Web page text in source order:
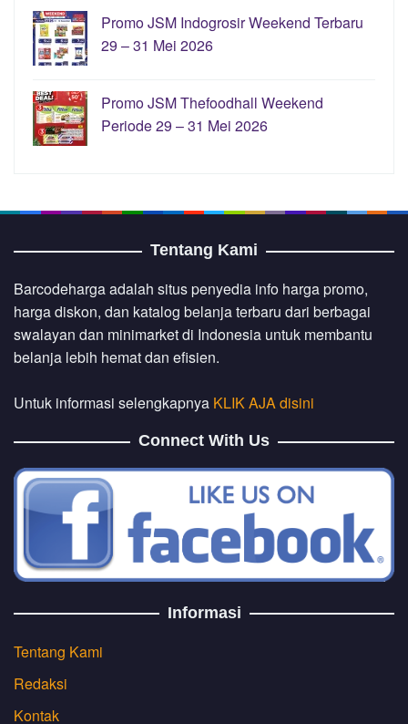
Promo JSM Indogrosir Weekend Terbaru
29 – 31 Mei 2026
Promo JSM Thefoodhall Weekend
Periode 29 – 31 Mei 2026
Tentang Kami
Barcodeharga adalah situs penyedia info harga promo,
harga diskon, dan katalog belanja terbaru dari berbagai
swalayan dan minimarket di Indonesia untuk membantu
belanja lebih hemat dan efisien.
Untuk informasi selengkapnya KLIK AJA disini
Connect With Us
Informasi
Tentang Kami
Redaksi
Kontak